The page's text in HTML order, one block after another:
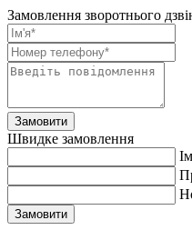
Замовлення зворотнього
Замовити
Швидке замовлення